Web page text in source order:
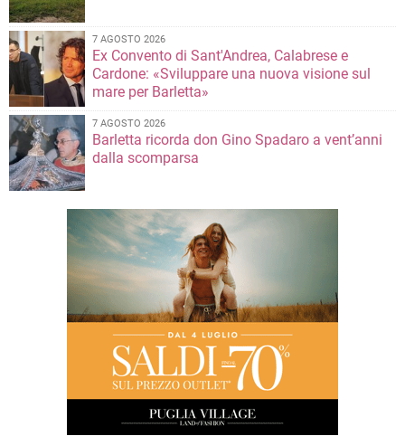
7 AGOSTO 2026
Ex Convento di Sant'Andrea, Calabrese e
Cardone: «Sviluppare una nuova visione sul
mare per Barletta»
7 AGOSTO 2026
Barletta ricorda don Gino Spadaro a vent’anni
dalla scomparsa